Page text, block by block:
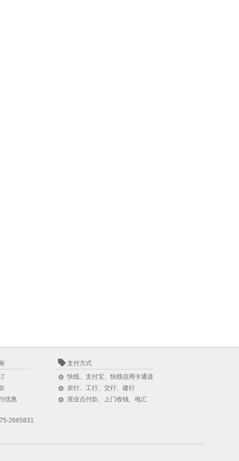
优惠
支付方式
快线、支付宝、快线信用卡通道
农行、工行、交行、建行
营业点付款、上门收钱、电汇
2665831